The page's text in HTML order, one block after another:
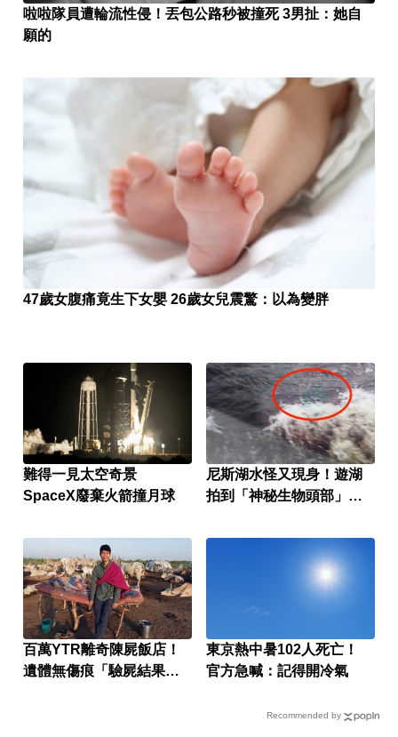
啦啦隊員遭輪流性侵！丟包公路秒被撞死 3男扯：她自
願的
47歲女腹痛竟生下女嬰 26歲女兒震驚：以為變胖
難得一見太空奇景
SpaceX廢棄火箭撞月球
尼斯湖水怪又現身！遊湖
拍到「神秘生物頭部」官
百萬YTR離奇陳屍飯店！
遺體無傷痕「驗屍結果
東京熱中暑102人死亡！
官方急喊：記得開冷氣
Recommended by